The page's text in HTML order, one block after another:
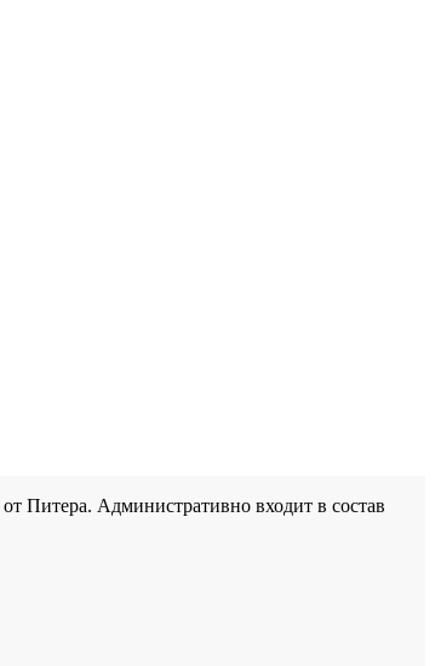
Питера. Административно входит в состав